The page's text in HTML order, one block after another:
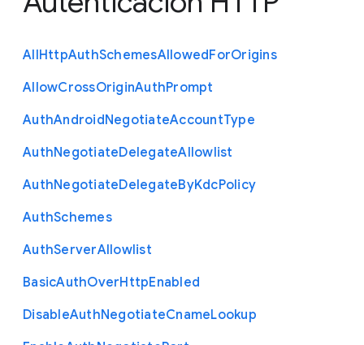
AllHttpAuthSchemesAllowedForOrigins
AllowCrossOriginAuthPrompt
AuthAndroidNegotiateAccountType
AuthNegotiateDelegateAllowlist
AuthNegotiateDelegateByKdcPolicy
AuthSchemes
AuthServerAllowlist
BasicAuthOverHttpEnabled
DisableAuthNegotiateCnameLookup